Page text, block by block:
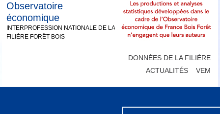
Observatoire
économique
INTERPROFESSION NATIONALE DE LA
FILIÈRE FORÊT BOIS
DONNÉES DE LA FILIÈRE
ACTUALITÉS
VEM